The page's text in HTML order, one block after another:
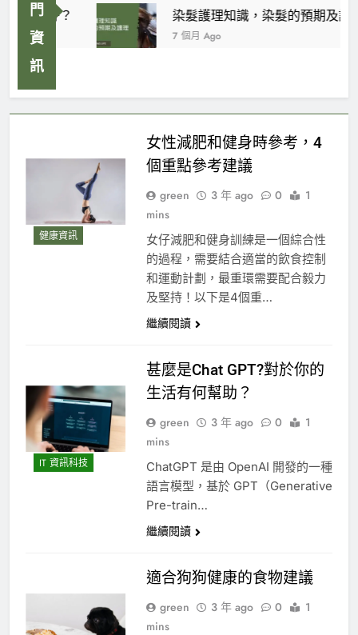
門
資
訊
麼花好？ 染髮護理知識，染髮的預期及護理
7 個月 Ago
健康資訊
女性減肥和健身時參考，4
個重點參考建議
green 3 年 ago 0
1
mins
女仔減肥和健身訓練是一個綜合性
的過程，需要結合適當的飲食控制
和運動計劃，最重環需要配合毅力
及堅持！以下是4個重…
繼續閱讀
IT 資訊科技
甚麼是Chat GPT?對於你的
生活有何幫助？
green 3 年 ago 0
1
mins
ChatGPT 是由 OpenAI 開發的一種
語言模型，基於 GPT（Generative
Pre-train…
繼續閱讀
適合狗狗健康的食物建議
green 3 年 ago 0
1
mins